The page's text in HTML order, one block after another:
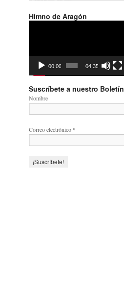
Himno de Aragón
00:00 04:35
Suscríbete a nuestro Boletín
Nombre
Correo electrónico *